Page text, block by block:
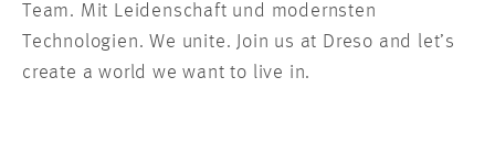
Team. Mit Leidenschaft und modernsten
Technologien. We unite. Join us at Dreso and let’s
create a world we want to live in.